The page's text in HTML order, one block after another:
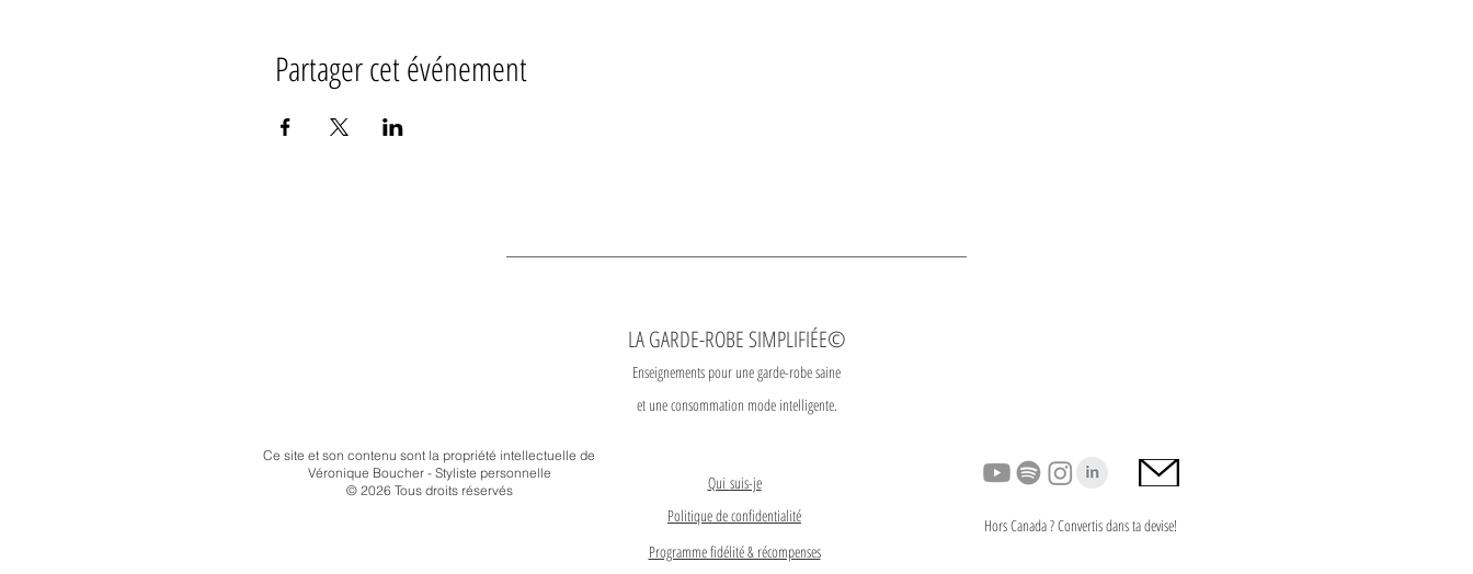
Partager cet événement
LA GARDE-ROBE SIMPLIFIÉE©
Enseignements pour une garde-robe saine
et une consommation mode intelligente.
Ce site et son contenu sont la propriété intellectuelle de
Véronique Boucher - Styliste personnelle
© 2026 Tous droits réservés
Qui suis-je
Politique de confidentialité
Programme fidélité & récompenses
Hors Canada ? Convertis dans ta devise!